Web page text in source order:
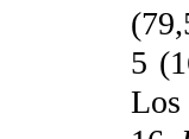
5
Los